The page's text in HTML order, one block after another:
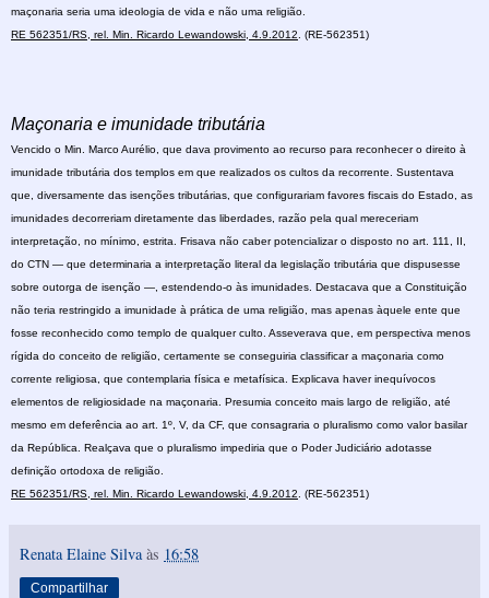
maçonaria seria uma ideologia de vida e não uma religião.
RE 562351/RS, rel. Min. Ricardo Lewandowski, 4.9.2012
(RE-562351)
Maçonaria e imunidade tributária
Vencido o Min. Marco Aurélio, que dava provimento ao recurso para reconhecer o direito à
imunidade tributária dos templos em que realizados os cultos da recorrente. Sustentava
que, diversamente das isenções tributárias, que configurariam favores fiscais do Estado, as
imunidades decorreriam diretamente das liberdades, razão pela qual mereceriam
interpretação, no mínimo, estrita. Frisava não caber potencializar o disposto no art. 111, II,
do CTN — que determinaria a interpretação literal da legislação tributária que dispusesse
sobre outorga de isenção —, estendendo-o às imunidades. Destacava que a Constituição
não teria restringido a imunidade à prática de uma religião, mas apenas àquele ente que
fosse reconhecido como templo de qualquer culto. Asseverava que, em perspectiva menos
rígida do conceito de religião, certamente se conseguiria classificar a maçonaria como
corrente religiosa, que contemplaria física e metafísica. Explicava haver inequívocos
elementos de religiosidade na maçonaria. Presumia conceito mais largo de religião, até
mesmo em deferência ao art. 1º, V, da CF, que consagraria o pluralismo como valor basilar
da República. Realçava que o pluralismo impediria que o Poder Judiciário adotasse
definição ortodoxa de religião.
RE 562351/RS, rel. Min. Ricardo Lewandowski, 4.9.2012
(RE-562351)
Renata Elaine Silva às 16:58
Compartilhar